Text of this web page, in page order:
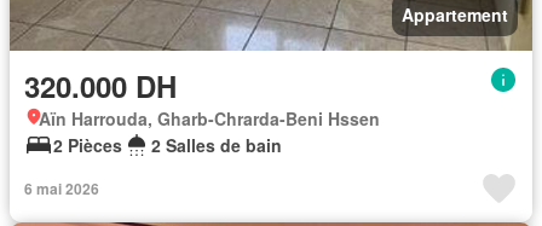
Appartement
320.000 DH
Aïn Harrouda, Gharb-Chrarda-Beni Hssen
2 Pièces
2 Salles de bain
6 mai 2026